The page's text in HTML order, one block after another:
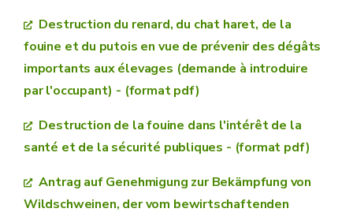
Destruction du renard, du chat haret, de la
fouine et du putois en vue de prévenir des dégâts
importants aux élevages (demande à introduire
par l'occupant) - (format pdf)
Destruction de la fouine dans l'intérêt de la
santé et de la sécurité publiques - (format pdf)
Antrag auf Genehmigung zur Bekämpfung von
Wildschweinen, der vom bewirtschaftenden